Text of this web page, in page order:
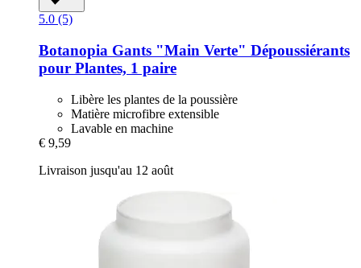
5.0 (5)
Botanopia Gants "Main Verte" Dépoussiérants
pour Plantes, 1 paire
Libère les plantes de la poussière
Matière microfibre extensible
Lavable en machine
€ 9,59
Livraison jusqu'au 12 août